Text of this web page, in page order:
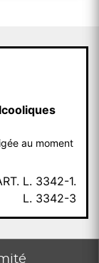
au moment
L. 3342-1.
L. 3342-3